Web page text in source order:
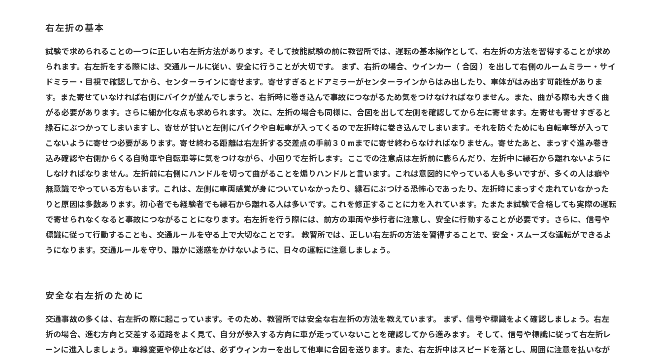
右左折の基本
試験で求められることの一つに正しい右左折方法があります。そして技能試験の前に教習所では、運転の基本操作として、右左折の方法を習得することが求め
られます。右左折をする際には、交通ルールに従い、安全に行うことが大切です。 まず、右折の場合、ウインカー（ 合図 ）を出して右側のルームミラー・サイ
ドミラー・目視で確認してから、センターラインに寄せます。寄せすぎるとドアミラーがセンターラインからはみ出したり、車体がはみ出す可能性がありま
す。また寄せていなければ右側にバイクが並んでしまうと、右折時に巻き込んで事故につながるため気をつけなければなりません。また、曲がる際も大きく曲
がる必要があります。さらに細か化な点も求められます。 次に、左折の場合も同様に、合図を出して左側を確認してから左に寄せます。左寄せも寄せすぎると
縁石にぶつかってしまいますし、寄せが甘いと左側にバイクや自転車が入ってくるので左折時に巻き込んでしまいます。それを防ぐためにも自転車等が入って
こないように寄せつ必要があります。寄せ終わる距離は右左折する交差点の手前３０mまでに寄せ終わらなければなりません。寄せたあと、まっすぐ進み巻き
込み確認や右側からくる自動車や自転車等に気をつけながら、小回りで左折します。ここでの注意点は左折前に膨らんだり、左折中に縁石から離れないように
しなければなりません。左折前に右側にハンドルを切って曲がることを煽りハンドルと言います。これは意図的にやっている人も多いですが、多くの人は癖や
無意識でやっている方もいます。これは、左側に車両感覚が身についていなかったり、縁石にぶつける恐怖心であったり、左折時にまっすぐ走れていなかった
りと原因は多数あります。初心者でも経験者でも縁石から離れる人は多いです。これを修正することに力を入れています。たまたま試験で合格しても実際の運転
で寄せられなくなると事故につながることになります。右左折を行う際には、前方の車両や歩行者に注意し、安全に行動することが必要です。さらに、信号や
標識に従って行動することも、交通ルールを守る上で大切なことです。 教習所では、正しい右左折の方法を習得することで、安全・スムーズな運転ができるよ
うになります。交通ルールを守り、誰かに迷惑をかけないように、日々の運転に注意しましょう。
安全な右左折のために
交通事故の多くは、右左折の際に起こっています。そのため、教習所では安全な右左折の方法を教えています。 まず、信号や標識をよく確認しましょう。右左
折の場合、進む方向と交差する道路をよく見て、自分が参入する方向に車が走っていないことを確認してから進みます。 そして、信号や標識に従って右左折レ
ーンに進入しましょう。車線変更や停止などは、必ずウィンカーを出して他車に合図を送ります。また、右左折中はスピードを落とし、周囲に注意を払いなが